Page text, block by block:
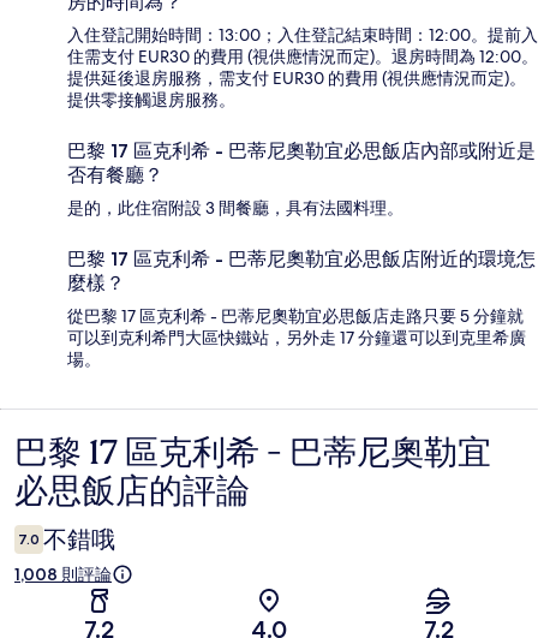
入住登記開始時間：13:00；入住登記結束時間：12:00。提前入
住需支付 EUR30 的費用 (視供應情況而定)。退房時間為 12:00。
提供延後退房服務，需支付 EUR30 的費用 (視供應情況而定)。
提供零接觸退房服務。
巴黎 17 區克利希 - 巴蒂尼奧勒宜必思飯店內部或附近是
否有餐廳？
是的，此住宿附設 3 間餐廳，具有法國料理。
巴黎 17 區克利希 - 巴蒂尼奧勒宜必思飯店附近的環境怎
麼樣？
從巴黎 17 區克利希 - 巴蒂尼奧勒宜必思飯店走路只要 5 分鐘就
可以到克利希門大區快鐵站，另外走 17 分鐘還可以到克里希廣
場。
評
論
巴黎 17 區克利希 - 巴蒂尼奧勒宜
必思飯店的評論
7.0 不錯哦
1,008 則評論
7.2 4.0 7.2